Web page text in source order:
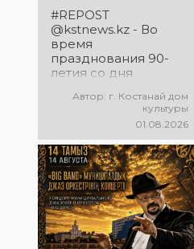
#REPOST
@kstnews.kz - Во
время
празднования 90-
летия со дня
Костанайской
области подвели
фестиваля
самодеятельного
народного
творчества
Автор: г. Костанай дом
культуры
01.08.2026